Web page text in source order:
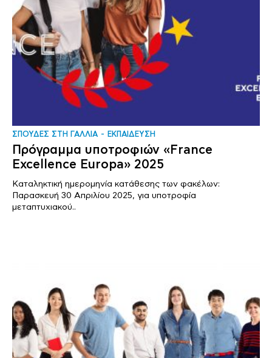
ΣΠΟΥΔΕΣ ΣΤΗ ΓΑΛΛΙΑ ΕΚΠΑΙΔΕΥΣΗ
Πρόγραμμα υποτροφιών «France
Excellence Europa» 2025
Καταληκτική ημερομηνία κατάθεσης των φακέλων:
Παρασκευή 30 Απριλίου 2025, για υποτροφία
μεταπτυχιακού..